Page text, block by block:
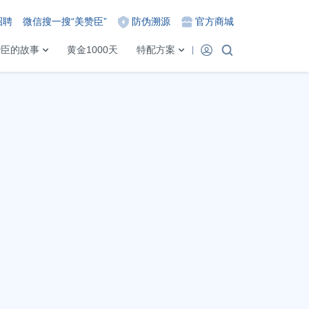
的故事 黄金1000天 特配方案
聘 微信搜一搜“美赞臣” 防伪溯源 官方商城